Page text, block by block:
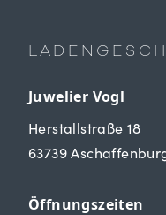
Juwelier Vogl
Herstallstraße 18
63739
Öffnungszeiten